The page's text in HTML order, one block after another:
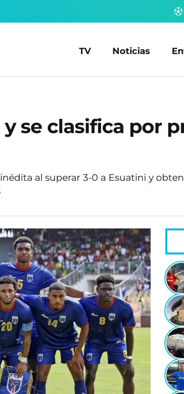
TV Noticias
se clasifica por
al superar 3-0 a Esuatini y